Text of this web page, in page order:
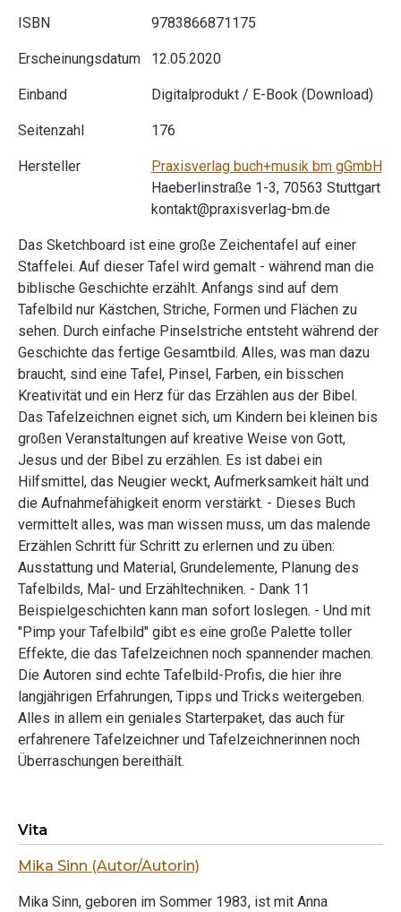
ISBN 9783866871175
Erscheinungsdatum 12.05.2020
Einband Digitalprodukt / E-Book (Download)
Seitenzahl 176
Hersteller
Praxisverlag buch+musik bm gGmbH
Haeberlinstraße 1-3, 70563 Stuttgart
kontakt@praxisverlag-bm.de
Das Sketchboard ist eine große Zeichentafel auf einer
Staffelei. Auf dieser Tafel wird gemalt - während man die
biblische Geschichte erzählt. Anfangs sind auf dem
Tafelbild nur Kästchen, Striche, Formen und Flächen zu
sehen. Durch einfache Pinselstriche entsteht während der
Geschichte das fertige Gesamtbild. Alles, was man dazu
braucht, sind eine Tafel, Pinsel, Farben, ein bisschen
Kreativität und ein Herz für das Erzählen aus der Bibel.
Das Tafelzeichnen eignet sich, um Kindern bei kleinen bis
großen Veranstaltungen auf kreative Weise von Gott,
Jesus und der Bibel zu erzählen. Es ist dabei ein
Hilfsmittel, das Neugier weckt, Aufmerksamkeit hält und
die Aufnahmefähigkeit enorm verstärkt. - Dieses Buch
vermittelt alles, was man wissen muss, um das malende
Erzählen Schritt für Schritt zu erlernen und zu üben:
Ausstattung und Material, Grundelemente, Planung des
Tafelbilds, Mal- und Erzähltechniken. - Dank 11
Beispielgeschichten kann man sofort loslegen. - Und mit
"Pimp your Tafelbild" gibt es eine große Palette toller
Effekte, die das Tafelzeichnen noch spannender machen.
Die Autoren sind echte Tafelbild-Profis, die hier ihre
langjährigen Erfahrungen, Tipps und Tricks weitergeben.
Alles in allem ein geniales Starterpaket, das auch für
erfahrenere Tafelzeichner und Tafelzeichnerinnen noch
Überraschungen bereithält.
Vita
Mika Sinn (Autor/Autorin)
Mika Sinn, geboren im Sommer 1983, ist mit Anna